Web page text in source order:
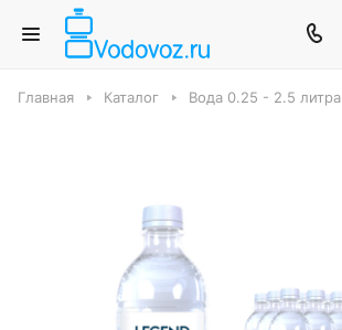
Главная Каталог Вода 0.25 - 2.5 литра